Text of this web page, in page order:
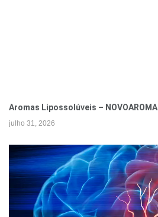
Aromas Lipossolúveis – NOVOAROMA
julho 31, 2026